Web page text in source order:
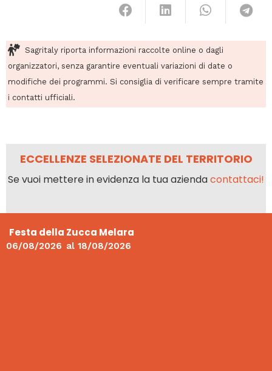
Sagritaly riporta informazioni raccolte online o dagli
organizzatori, senza garantire eventuali variazioni di date o
modifiche dei programmi. Si consiglia di verificare sempre tramite
i contatti ufficiali.
ECCELLENZE SELEZIONATE DEL TERRITORIO
Se vuoi mettere in evidenza la tua aziendacontattaci!
Festa della Zucca Melara
06/08/2026 al 18/08/2026